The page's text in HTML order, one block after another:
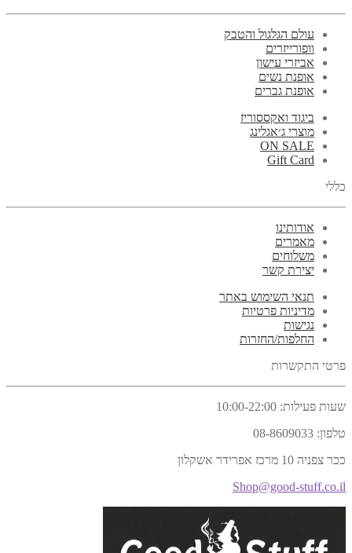
עולם הגלגול והטבק
וופורייזרים
אביזרי עישון
אופנת נשים
אופנת גברים
ביגוד ואקססוריז
מוצרי ג׳אגלינג
ON SALE
Gift Card
כללי
אודותינו
מאמרים
משלוחים
יצירת קשר
תנאי השימוש באתר
מדיניות פרטיות
נגישות
החלפות/החזרות
פרטי התקשרות
שעות פעילות: 10:00-22:00
טלפון: 08-8609033
ככר צפניה 10 מרכז אפרידר אשקלון
Shop@good-stuff.co.il